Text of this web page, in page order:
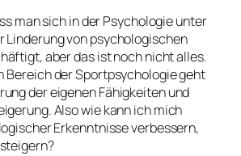
man sich in der Psychologie unter
Linderung von psychologischen
aber das ist noch nicht alles.
Bereich der Sportpsychologie geht
der eigenen Fähigkeiten und
Also wie kann ich mich
Erkenntnisse verbessern,